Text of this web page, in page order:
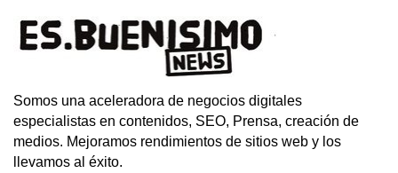
Somos una aceleradora de negocios digitales
especialistas en contenidos, SEO, Prensa, creación de
medios. Mejoramos rendimientos de sitios web y los
llevamos al éxito.